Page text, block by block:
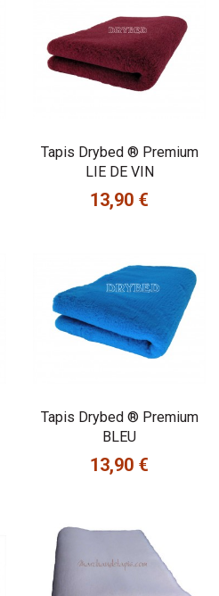
Tapis Drybed ® Premium
LIE DE VIN
Prix
13,90 €
Tapis Drybed ® Premium
BLEU
Prix
13,90 €